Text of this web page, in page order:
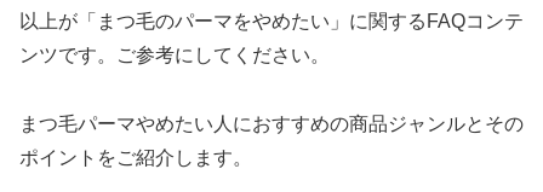
以上が「まつ毛のパーマをやめたい」に関するFAQコンテ
ンツです。ご参考にしてください。
まつ毛パーマやめたい人におすすめの商品ジャンルとその
ポイントをご紹介します。